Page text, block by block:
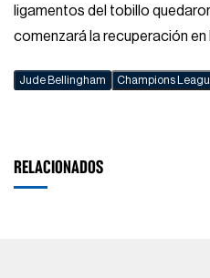
ligamentos del tobillo
comenzará la recuperación en
Jude Bellingham Champions
RELACIONADOS